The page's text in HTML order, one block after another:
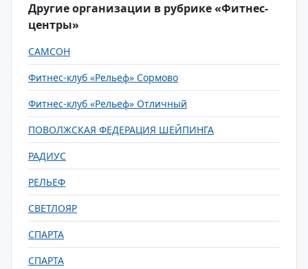
Другие организации в рубрике «Фитнес-
центры»
САМСОН
Фитнес-клуб «Рельеф» Сормово
Фитнес-клуб «Рельеф» Отличный
ПОВОЛЖСКАЯ ФЕДЕРАЦИЯ ШЕЙПИНГА
РАДИУС
РЕЛЬЕФ
СВЕТЛОЯР
СПАРТА
СПАРТА